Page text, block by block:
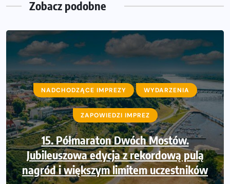
Zobacz podobne
NADCHODZĄCE IMPREZY WYDARZENIA
ZAPOWIEDZI IMPREZ
15. Półmaraton Dwóch Mostów.
Jubileuszowa edycja z rekordową pulą
nagród i większym limitem uczestników
NADCHODZĄCE IMPREZY WYDARZENIA
ZAPOWIEDZI IMPREZ
Trasa 48. Maratonu Warszawskiego
odkryta. Sprawdzony przebieg i profil
stworzony do szybkiego biegania